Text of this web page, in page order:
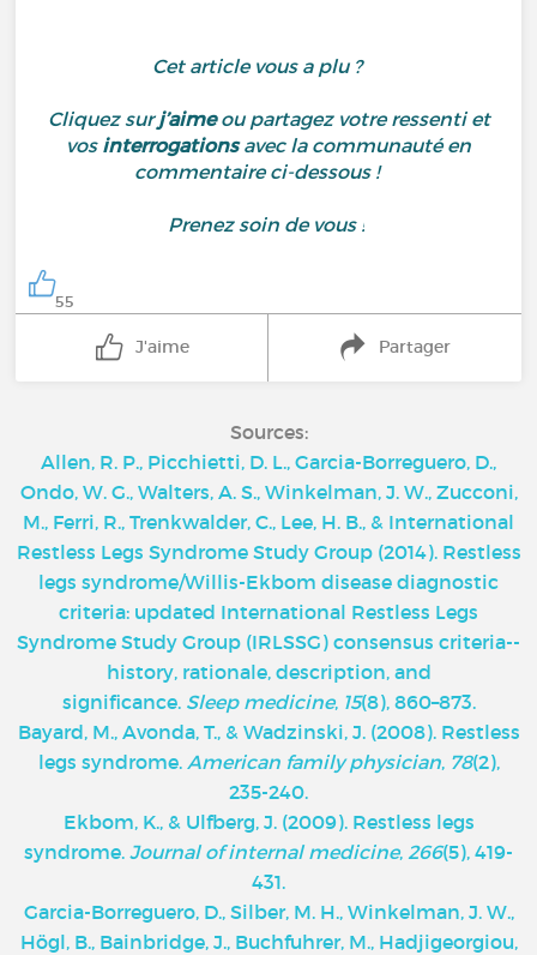
Cet article vous a plu ?
Cliquez surj’aimeou partagez votre ressenti et
vos interrogationsavec la communauté en
commentaire ci-dessous !
Prenez soin de vous !
55
J'aime Partager
Sources:
Allen, R. P., Picchietti, D. L., Garcia-Borreguero, D.,
Ondo, W. G., Walters, A. S., Winkelman, J. W., Zucconi,
M., Ferri, R., Trenkwalder, C., Lee, H. B., & International
Restless Legs Syndrome Study Group (2014). Restless
legs syndrome/Willis-Ekbom disease diagnostic
criteria: updated International Restless Legs
Syndrome Study Group (IRLSSG) consensus criteria--
history, rationale, description, and
significance. Sleep medicine, 15(8), 860–873.
Bayard, M., Avonda, T., & Wadzinski, J. (2008). Restless
legs syndrome. American family physician, 78(2),
235-240.
Ekbom, K., & Ulfberg, J. (2009). Restless legs
syndrome. Journal of internal medicine, 266(5), 419-
431.
Garcia-Borreguero, D., Silber, M. H., Winkelman, J. W.,
Högl, B., Bainbridge, J., Buchfuhrer, M., Hadjigeorgiou,